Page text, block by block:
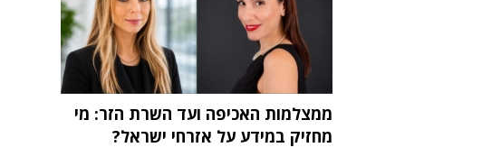
ממצלמות האכיפה ועד השרת הזר: מי
מחזיק במידע על אזרחי ישראל?